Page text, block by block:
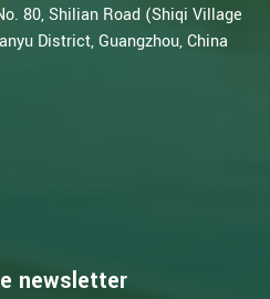
électrolyse, désinfection,
fabrication d'équipements
les p...
80, Shilian Road (Shiqi Village
District, Guangzhou, China
newsletter